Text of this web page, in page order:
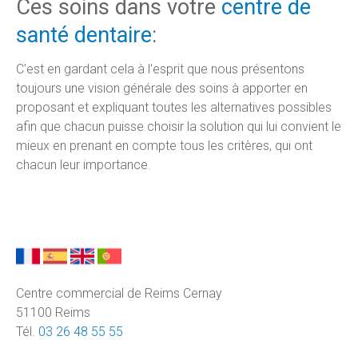
Ces soins dans votre centre de
santé dentaire:
C'est en gardant cela à l'esprit que nous présentons
toujours une vision générale des soins à apporter en
proposant et expliquant toutes les alternatives possibles
afin que chacun puisse choisir la solution qui lui convient le
mieux en prenant en compte tous les critères, qui ont
chacun leur importance.
Centre commercial de Reims Cernay
51100 Reims
Tél. 03 26 48 55 55